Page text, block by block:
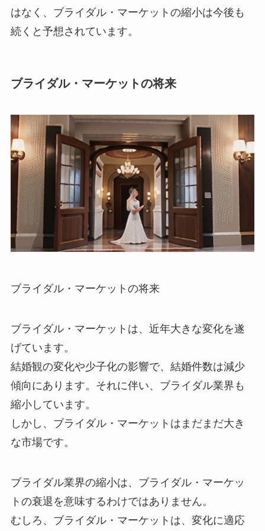
はなく、ブライダル・マーケットの縮小は今後も
続くと予想されています。
ブライダル・マーケットの将来
ブライダル・マーケットの将来
ブライダル・マーケットは、近年大きな変化を遂
げています。
結婚観の変化や少子化の影響で、結婚件数は減少
傾向にあります。それに伴い、ブライダル業界も
縮小しています。
しかし、ブライダル・マーケットはまだまだ大き
な市場です。
ブライダル業界の縮小は、ブライダル・マーケッ
トの衰退を意味するわけではありません。
むしろ、 ブライダル・マーケットは、変化に適応